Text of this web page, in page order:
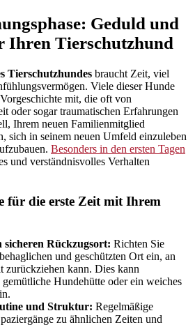
Geduld und
Ihren Tierschutzhund
Tierschutzhundes braucht Zeit, viel
Viele dieser Hunde
mit, die oft von
oder sogar traumatischen Erfahrungen
Ihrem neuen Familienmitglied
sich in seinem neuen Umfeld einzuleben
Besonders in den ersten Tagen
und verständnisvolles Verhalten
für die erste Zeit mit Ihrem
sicheren Rückzugsort: Richten Sie
und geschützten Ort ein, an
zurückziehen kann. Dies kann
gemütliche Hundehütte oder ein weiches
und Struktur: Regelmäßige
zu ähnlichen Zeiten und